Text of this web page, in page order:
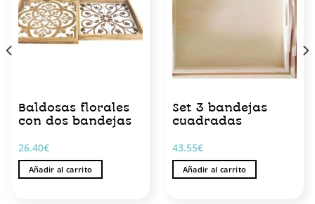
Baldosas florales
con dos bandejas
26.40€
Añadir al carrito
Set 3 bandejas
cuadradas
43.55€
Añadir al carrito